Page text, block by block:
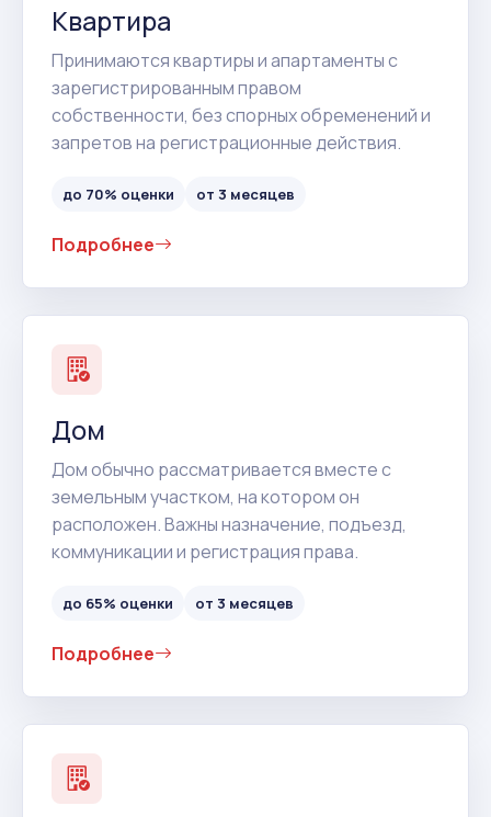
Квартира
Принимаются квартиры и апартаменты с
зарегистрированным правом
собственности, без спорных обременений и
запретов на регистрационные действия.
до 70% оценки от 3 месяцев
Подробнее
Дом
Дом обычно рассматривается вместе с
земельным участком, на котором он
расположен. Важны назначение, подъезд,
коммуникации и регистрация права.
до 65% оценки от 3 месяцев
Подробнее